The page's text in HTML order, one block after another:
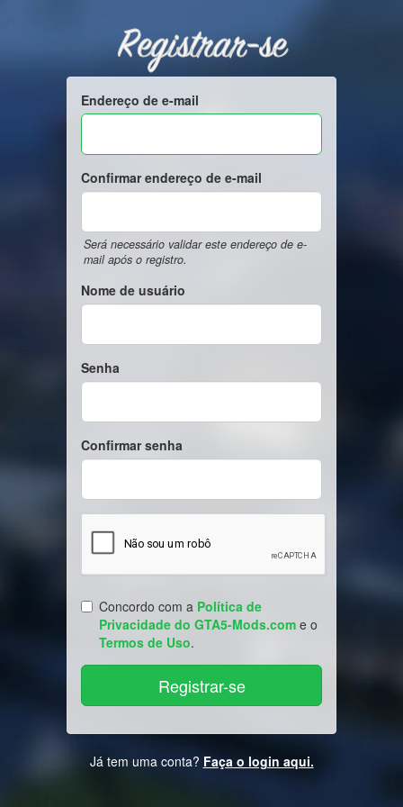
Registrar-se
Endereço de e-mail
Confirmar endereço de e-mail
Será necessário validar este endereço de e-
mail após o registro.
Nome de usuário
Senha
Confirmar senha
Concordo com a Política de
Privacidade do GTA5-Mods.com e o
Termos de Uso.
Já tem uma conta? Faça o login aqui.